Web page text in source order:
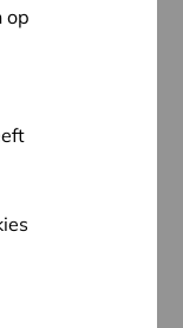
voor iedereen
op